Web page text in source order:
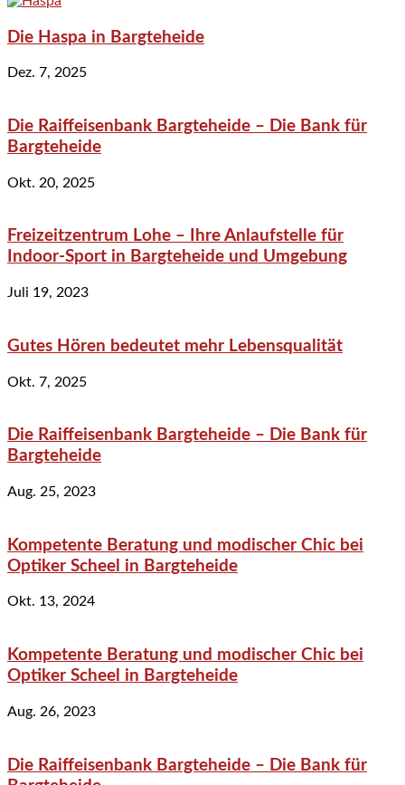
Die Haspa in Bargteheide
Dez. 7, 2025
Die Raiffeisenbank Bargteheide – Die Bank für
Bargteheide
Okt. 20, 2025
Freizeitzentrum Lohe – Ihre Anlaufstelle für
Indoor-Sport in Bargteheide und Umgebung
Juli 19, 2023
Gutes Hören bedeutet mehr Lebensqualität
Okt. 7, 2025
Die Raiffeisenbank Bargteheide – Die Bank für
Bargteheide
Aug. 25, 2023
Kompetente Beratung und modischer Chic bei
Optiker Scheel in Bargteheide
Okt. 13, 2024
Kompetente Beratung und modischer Chic bei
Optiker Scheel in Bargteheide
Aug. 26, 2023
Die Raiffeisenbank Bargteheide – Die Bank für